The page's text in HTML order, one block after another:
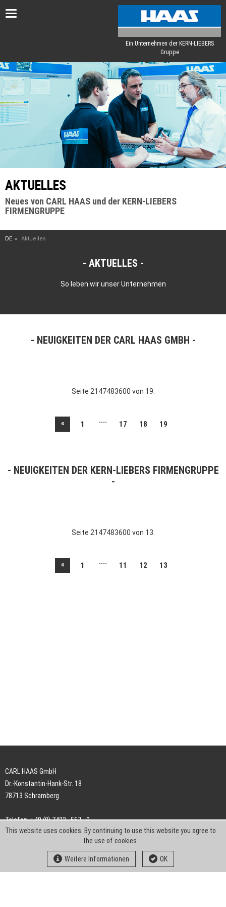
Toggle
Ein Unternehmen der KERN-LIEBERS
Gruppe
AKTUELLES
Neues von CARL HAAS und der KERN-LIEBERS
FIRMENGRUPPE
DE Aktuelles
AKTUELLES
So leben wir unser Unternehmen
NEUIGKEITEN DER CARL HAAS GMBH
Seite 2147483600 von 19.
« 1 .... 17 18 19
NEUIGKEITEN DER KERN-LIEBERS FIRMENGRUPPE
Seite 2147483600 von 13.
« 1 .... 11 12 13
CARL HAAS GmbH
Dr.-Konstantin-Hank-Str. 18
78713 Schramberg
Telefon: +49 (0) 7422 . 567 - 0
Telefax: +49 (0) 7422 . 567 - 239
info-ch@kern-liebers.com
This website uses cookies. By continuing to use this website you agree to
the use of cookies.
Weitere Informationen OK